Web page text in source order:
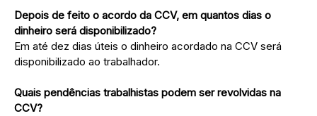
Depois de feito o acordo da CCV, em quantos dias o
dinheiro será disponibilizado?
Em até dez dias úteis o dinheiro acordado na CCV será
disponibilizado ao trabalhador.
Quais pendências trabalhistas podem ser revolvidas na
CCV?